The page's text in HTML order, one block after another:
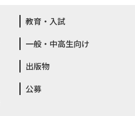
教育・入試
一般・中高生向け
出版物
公募